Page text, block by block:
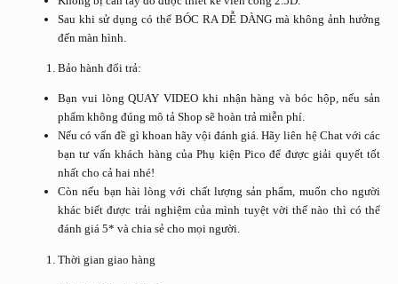
Sau khi sử dụng có thể BÓC RA DỄ DÀNG mà không ảnh hưởng
đến màn hình.
Bảo hành đổi trả:
Bạn vui lòng QUAY VIDEO khi nhận hàng và bóc hộp, nếu sản
phẩm không đúng mô tả Shop sẽ hoàn trả miễn phí.
Nếu có vấn đề gì khoan hãy vội đánh giá. Hãy liên hệ Chat với các
bạn tư vấn khách hàng của Phụ kiện Pico để được giải quyết tốt
nhất cho cả hai nhé!
Còn nếu bạn hài lòng với chất lượng sản phẩm, muốn cho người
khác biết được trải nghiệm của mình tuyệt vời thế nào thì có thể
đánh giá 5* và chia sẻ cho mọi người.
Thời gian giao hàng